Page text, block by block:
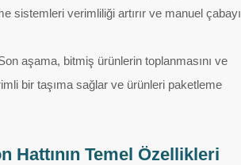
sistemleri verimliliği artırır ve manuel çabayı
aşama, bitmiş ürünlerin toplanmasını ve
bir taşıma sağlar ve ürünleri paketleme
Hattının Temel Özellikleri